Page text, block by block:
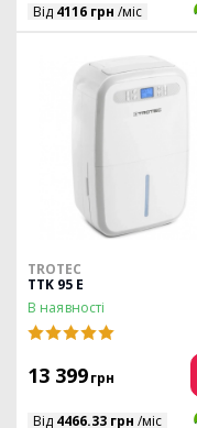
Від 4116 грн /міс
TROTEC
TTK 95 E
В наявності
13 399грн
Від 4466.33 грн /міс